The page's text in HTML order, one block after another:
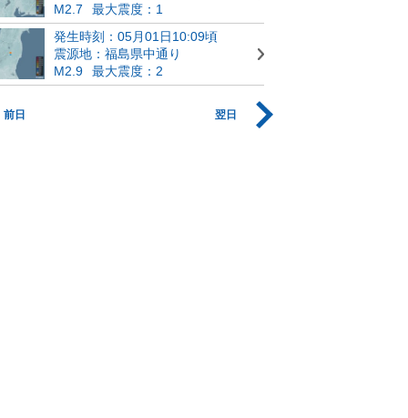
M2.7
最大震度：1
発生時刻：05月01日10:09頃
震源地：福島県中通り
M2.9
最大震度：2
前日 翌日